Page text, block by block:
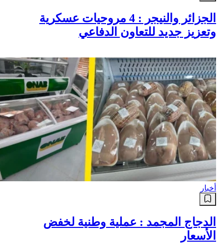
الجزائر والنيجر : 4 مروحيات عسكرية
وتعزيز جديد للتعاون الدفاعي
أخبار
الدجاج المجمد : عملية وطنية لخفض
الأسعار